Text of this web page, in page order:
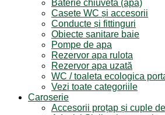
Baterie chiuveta (apa)
Casete WC și accesorii
Conducte și fittinguri
Obiecte sanitare baie
Pompe de apa
Rezervor apa rulota
Rezervor apa uzată
WC / toaleta ecologica
Vezi toate categoriile
Caroserie
Accesorii proțap și cuple